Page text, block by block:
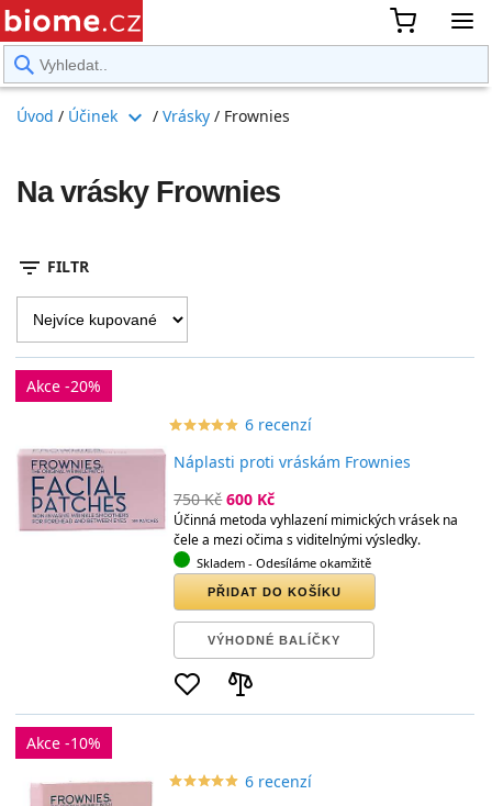
Úvod / Účinek expand_more / Vrásky / Frownies
Na vrásky Frownies
filter_list FILTR
Akce -20%
star_borderstar_borderstar_borderstar_borderstar_border
starstarstarstarstar 6 recenzí
Náplasti proti vráskám Frownies
750 Kč 600 Kč
Účinná metoda vyhlazení mimických vrásek na
čele a mezi očima s viditelnými výsledky.
Skladem - Odesíláme okamžitě
PŘIDAT DO KOŠÍKU
VÝHODNÉ BALÍČKY
Akce -10%
star_borderstar_borderstar_borderstar_borderstar_border
starstarstarstarstar 6 recenzí